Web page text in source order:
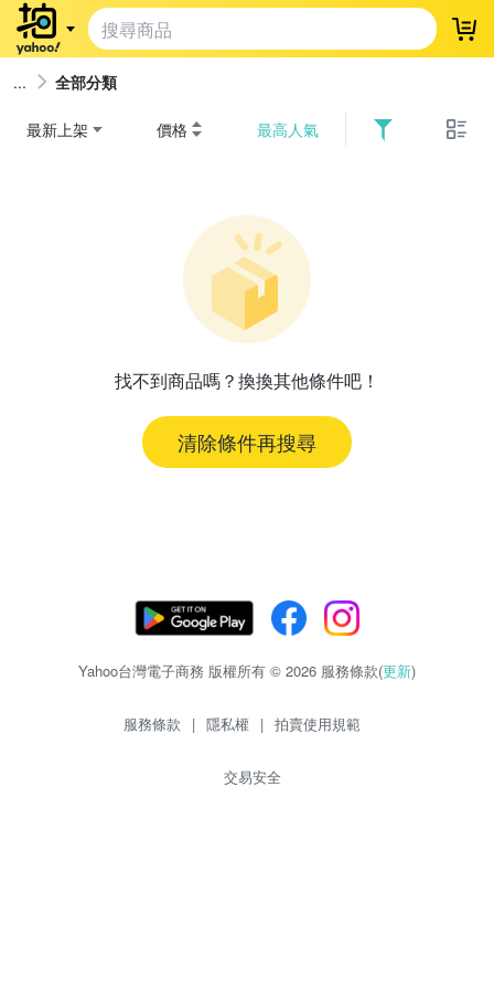
登
全部分類
最新上架 價格 最高人氣
找不到商品嗎？換換其他條件吧！
清除條件再搜尋
Yahoo台灣電子商務 版權所有 © 2026 服務條款(更新)
服務條款 | 隱私權 | 拍賣使用規範
交易安全